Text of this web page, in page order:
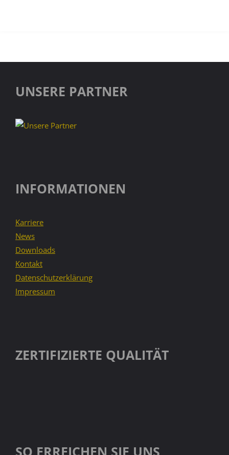
UNSERE PARTNER
INFORMATIONEN
Karriere
News
Downloads
Kontakt
Datenschutzerklärung
Impressum
ZERTIFIZIERTE QUALITÄT